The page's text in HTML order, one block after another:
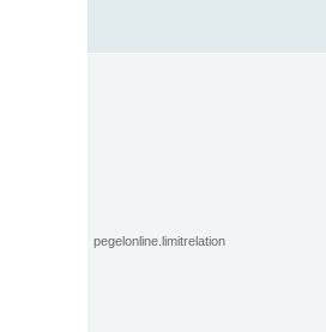
pegelonline.limitrelation